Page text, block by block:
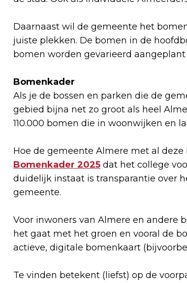
Daarnaast wil de gemeente het
juiste plekken. De bomen in de
bomen worden gevarieerd
Bomenkader
Als je de bossen en parken die de
gebied bijna net zo groot als heel
110.000 bomen die in woonwijken en
Hoe de gemeente Almere met al
Bomenkader 2025 dat het college
duidelijk instaat is transparantie over
gemeente.
Voor inwoners van Almere en andere
het gaat met het groen en vooral de
actieve, digitale bomenkaart
Te vinden betekent (liefst) op de